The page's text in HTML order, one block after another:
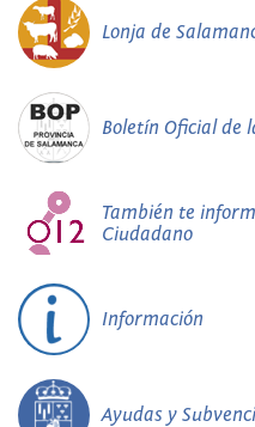
Lonja de
Boletín Oficial de
También te
Ciudadano
Información
Ayudas y